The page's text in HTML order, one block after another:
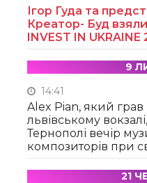
Ігор Гуда та
Креатор- Буд
INVEST IN UKRAINE
9
14:41
Alex Pian, який
львівському
Тернополі вечір
композиторів при
21